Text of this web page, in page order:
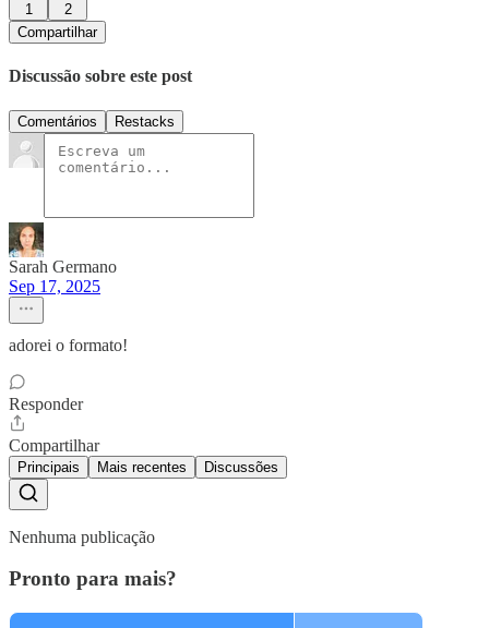
1
2
Compartilhar
Discussão sobre este post
Comentários Restacks
Sarah Germano
Sep 17, 2025
adorei o formato!
Responder
Compartilhar
Principais Mais recentes Discussões
Nenhuma publicação
Pronto para mais?